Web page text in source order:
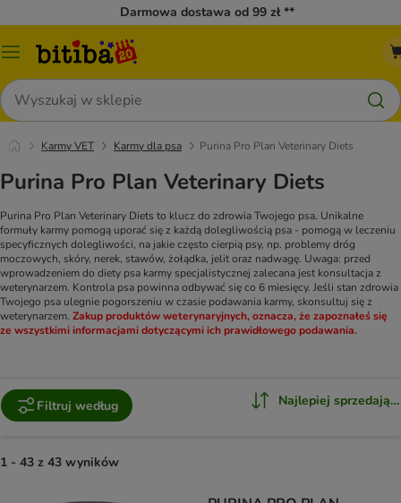
Darmowa dostawa od 99 zł **
Menu
Szukaj
Karmy VET Karmy dla psa Purina Pro Plan Veterinary Diets
Purina Pro Plan Veterinary Diets
Purina Pro Plan Veterinary Diets to klucz do zdrowia Twojego psa. Unikalne
formuły karmy pomogą uporać się z każdą dolegliwością psa - pomogą w leczeniu
specyficznych dolegliwości, na jakie często cierpią psy, np. problemy dróg
moczowych, skóry, nerek, stawów, żołądka, jelit oraz nadwagę. Uwaga: przed
wprowadzeniem do diety psa karmy specjalistycznej zalecana jest konsultacja z
weterynarzem. Kontrola psa powinna odbywać się co 6 miesięcy. Jeśli stan zdrowia
Twojego psa ulegnie pogorszeniu w czasie podawania karmy, skonsultuj się z
weterynarzem. Zakup produktów weterynaryjnych, oznacza, że zapoznałeś się
ze wszystkimi informacjami dotyczącymi ich prawidłowego podawania.
Filtruj według Najlepiej
1 - 43 z 43 wyników